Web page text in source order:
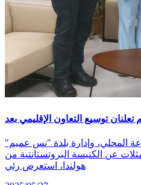
المحلي، وإدارة بلدة "نس عميم"
عن الكنيسة البروتستانتية من
هولندا، استعرض رئي